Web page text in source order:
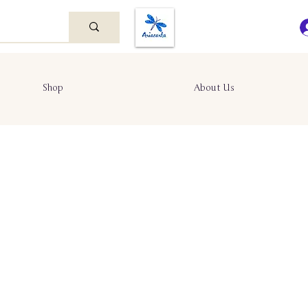
Shop About Us